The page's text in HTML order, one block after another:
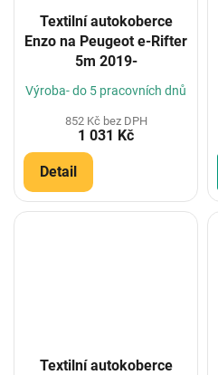
Textilní autokoberce
Enzo na Peugeot e-Rifter
5m 2019-
Výroba- do 5 pracovních dnů
852 Kč bez DPH
1 031 Kč
Detail
Textilní autokoberce